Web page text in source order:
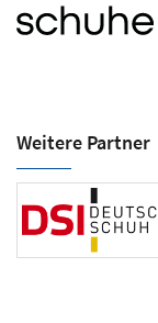
Weitere Partner